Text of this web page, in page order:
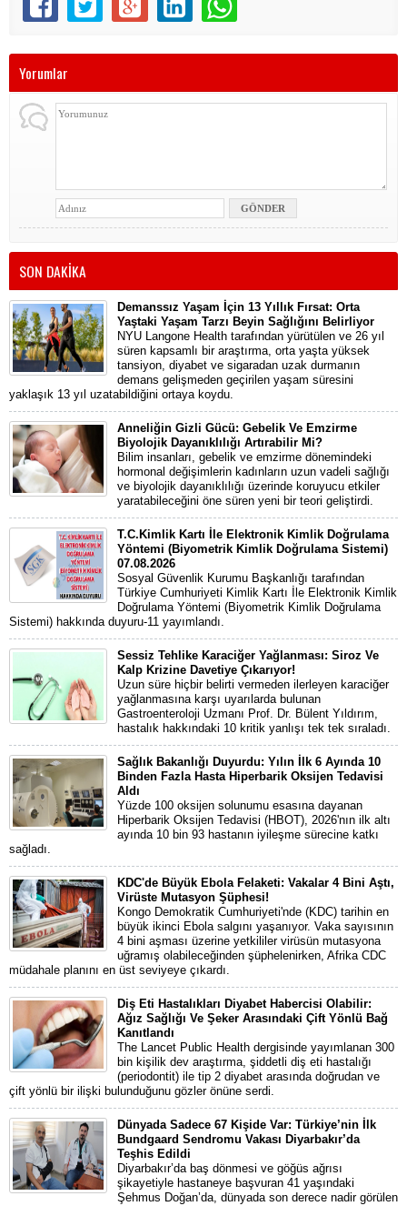
Yorumlar
SON DAKİKA
Demanssız Yaşam İçin 13 Yıllık Fırsat: Orta
Yaştaki Yaşam Tarzı Beyin Sağlığını Belirliyor
NYU Langone Health tarafından yürütülen ve 26 yıl
süren kapsamlı bir araştırma, orta yaşta yüksek
tansiyon, diyabet ve sigaradan uzak durmanın
demans gelişmeden geçirilen yaşam süresini
yaklaşık 13 yıl uzatabildiğini ortaya koydu.
Anneliğin Gizli Gücü: Gebelik Ve Emzirme
Biyolojik Dayanıklılığı Artırabilir Mi?
Bilim insanları, gebelik ve emzirme dönemindeki
hormonal değişimlerin kadınların uzun vadeli sağlığı
ve biyolojik dayanıklılığı üzerinde koruyucu etkiler
yaratabileceğini öne süren yeni bir teori geliştirdi.
T.C.Kimlik Kartı İle Elektronik Kimlik Doğrulama
Yöntemi (Biyometrik Kimlik Doğrulama Sistemi)
07.08.2026
Sosyal Güvenlik Kurumu Başkanlığı tarafından
Türkiye Cumhuriyeti Kimlik Kartı İle Elektronik Kimlik
Doğrulama Yöntemi (Biyometrik Kimlik Doğrulama
Sistemi) hakkında duyuru-11 yayımlandı.
Sessiz Tehlike Karaciğer Yağlanması: Siroz Ve
Kalp Krizine Davetiye Çıkarıyor!
Uzun süre hiçbir belirti vermeden ilerleyen karaciğer
yağlanmasına karşı uyarılarda bulunan
Gastroenteroloji Uzmanı Prof. Dr. Bülent Yıldırım,
hastalık hakkındaki 10 kritik yanlışı tek tek sıraladı.
Sağlık Bakanlığı Duyurdu: Yılın İlk 6 Ayında 10
Binden Fazla Hasta Hiperbarik Oksijen Tedavisi
Aldı
Yüzde 100 oksijen solunumu esasına dayanan
Hiperbarik Oksijen Tedavisi (HBOT), 2026'nın ilk altı
ayında 10 bin 93 hastanın iyileşme sürecine katkı
sağladı.
KDC'de Büyük Ebola Felaketi: Vakalar 4 Bini Aştı,
Virüste Mutasyon Şüphesi!
Kongo Demokratik Cumhuriyeti'nde (KDC) tarihin en
büyük ikinci Ebola salgını yaşanıyor. Vaka sayısının
4 bini aşması üzerine yetkililer virüsün mutasyona
uğramış olabileceğinden şüphelenirken, Afrika CDC
müdahale planını en üst seviyeye çıkardı.
Diş Eti Hastalıkları Diyabet Habercisi Olabilir:
Ağız Sağlığı Ve Şeker Arasındaki Çift Yönlü Bağ
Kanıtlandı
The Lancet Public Health dergisinde yayımlanan 300
bin kişilik dev araştırma, şiddetli diş eti hastalığı
(periodontit) ile tip 2 diyabet arasında doğrudan ve
çift yönlü bir ilişki bulunduğunu gözler önüne serdi.
Dünyada Sadece 67 Kişide Var: Türkiye’nin İlk
Bundgaard Sendromu Vakası Diyarbakır’da
Teşhis Edildi
Diyarbakır’da baş dönmesi ve göğüs ağrısı
şikayetiyle hastaneye başvuran 41 yaşındaki
Şehmus Doğan’da, dünyada son derece nadir görülen